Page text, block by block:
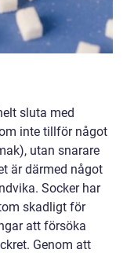
sluta med
inte tillför något
utan snarare
är därmed något
Socker har
skadligt för
att försöka
Genom att